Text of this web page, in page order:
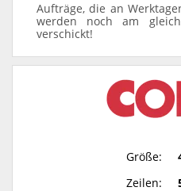
Aufträge, die an
werden noch am
verschickt!
Größe:
Zeilen: